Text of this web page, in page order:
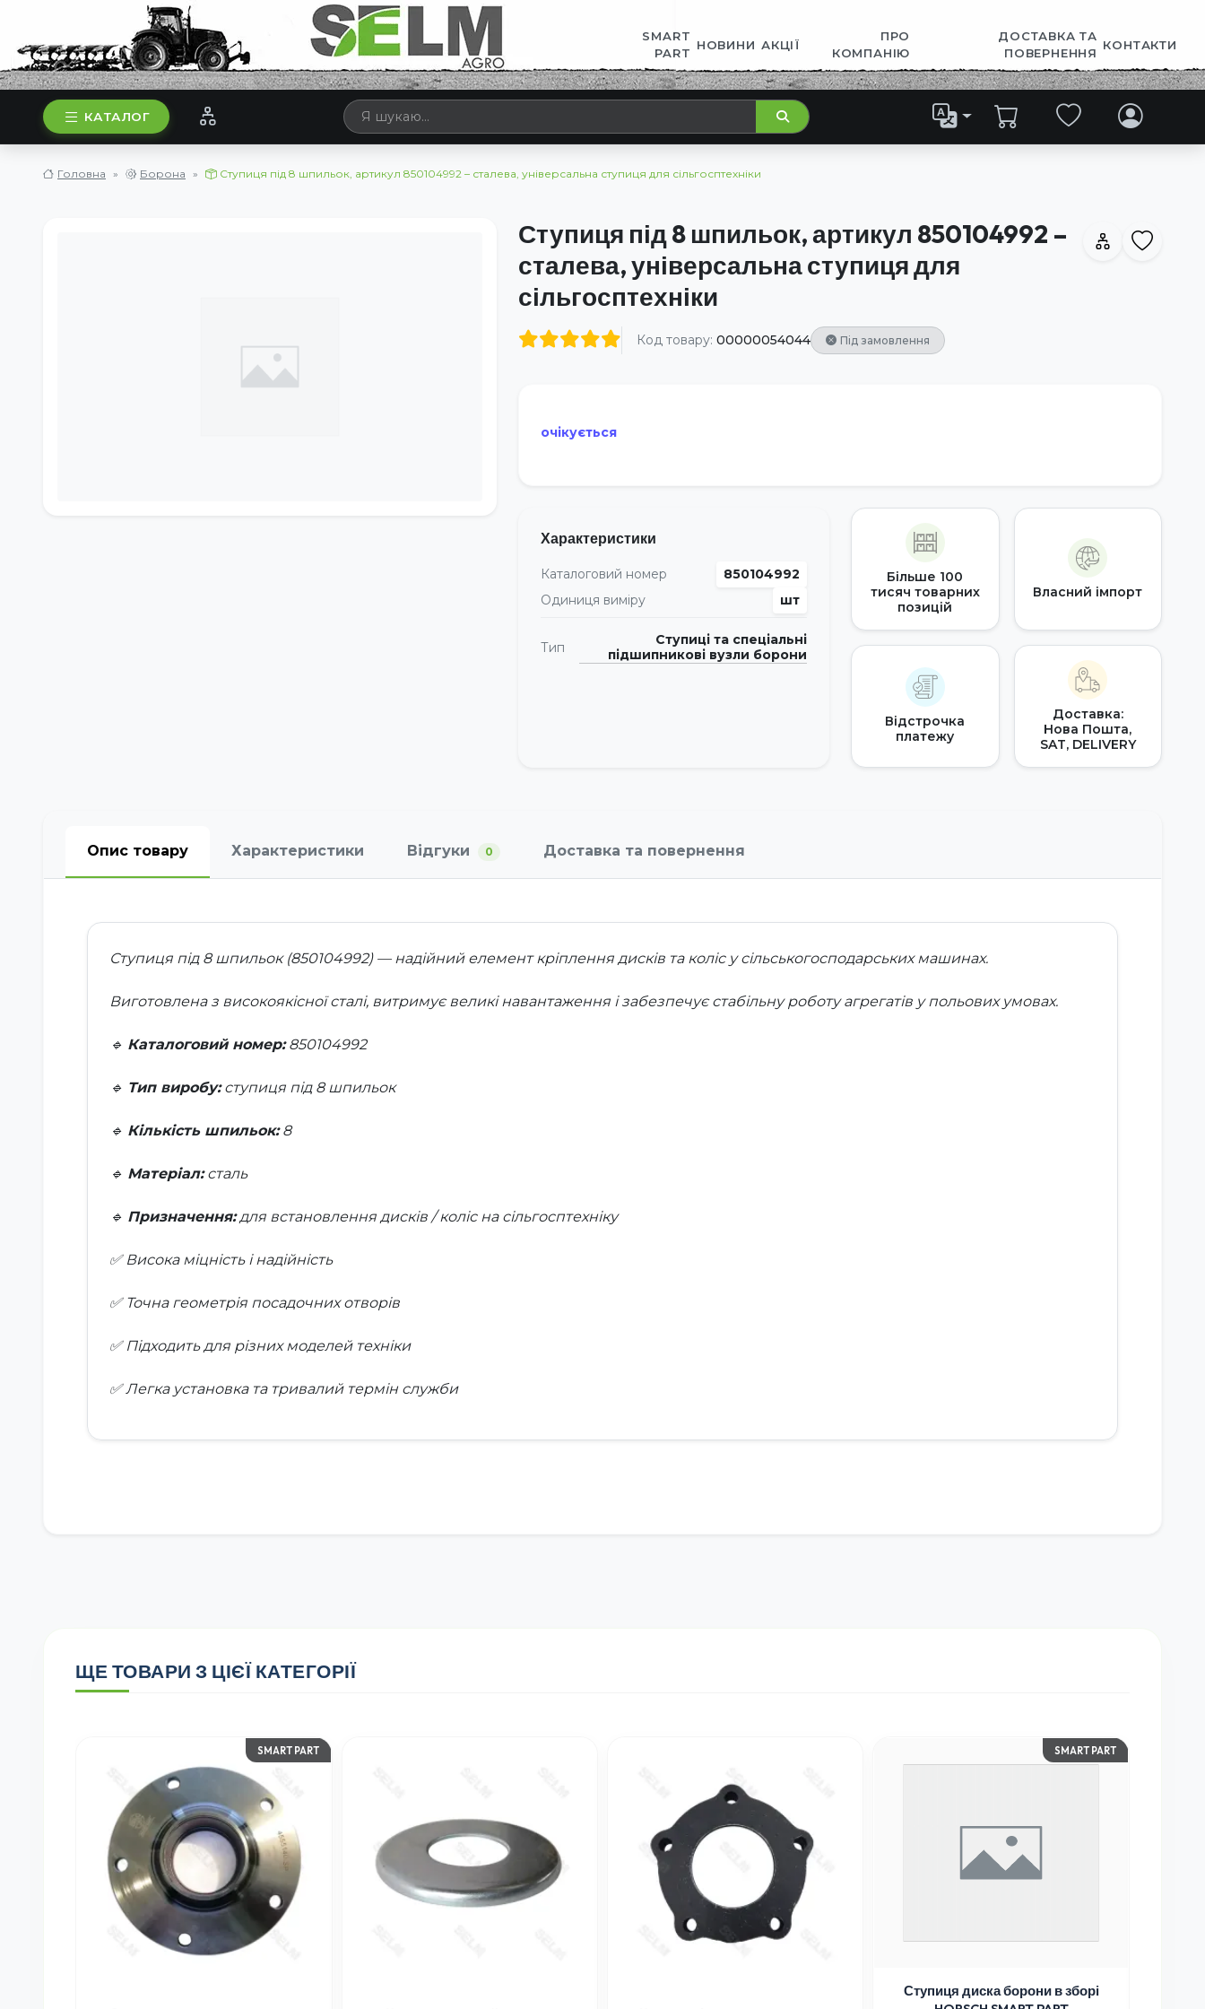
SMART
PART
НОВИНИ АКЦІЇ
ПРО
КОМПАНІЮ
ДОСТАВКА ТА
ПОВЕРНЕННЯ
КОНТАКТИ
КАТАЛОГ
Головна Борона Ступиця під 8 шпильок, артикул 850104992 – сталева, універсальна ступиця для сільгосптехніки
Ступиця під 8 шпильок, артикул 850104992 –
сталева, універсальна ступиця для
сільгосптехніки
Код товару: 00000054044 Під замовлення
очікується
Характеристики
Каталоговий номер
850104992
Одиниця виміру
шт
Тип
Ступиці та спеціальні
підшипникові вузли борони
Більше 100
тисяч товарних
позицій
Власний імпорт
Відстрочка
платежу
Доставка:
Нова Пошта,
SAT, DELIVERY
Опис товару Характеристики Відгуки 0 Доставка та повернення
Ступиця під 8 шпильок (850104992) — надійний елемент кріплення дисків та коліс у сільськогосподарських машинах.
Виготовлена з високоякісної сталі, витримує великі навантаження і забезпечує стабільну роботу агрегатів у польових умовах.
🔹 Каталоговий номер:850104992
🔹 Тип виробу:ступиця під 8 шпильок
🔹 Кількість шпильок:8
🔹 Матеріал:сталь
🔹 Призначення:для встановлення дисків / коліс на сільгосптехніку
✅ Висока міцність і надійність
✅ Точна геометрія посадочних отворів
✅ Підходить для різних моделей техніки
✅ Легка установка та тривалий термін служби
ЩЕ ТОВАРИ З ЦІЄЇ КАТЕГОРІЇ
SMART PART SMART PART
Ступиця диска борони в зборі